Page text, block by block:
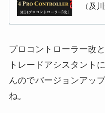
（及
プロコントローラー改
トレードアシスタント
んのでバージョンアッ
ね。